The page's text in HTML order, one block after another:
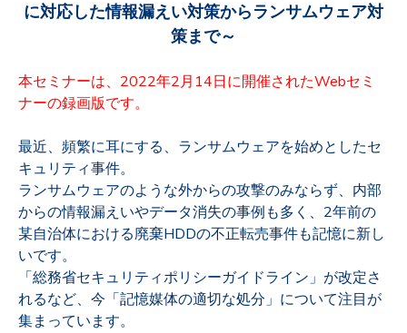
に対応した情報漏えい対策からランサムウェア対
策まで～
本セミナーは、2022年2月14日に開催されたWebセミ
ナーの録画版です。
最近、頻繁に耳にする、ランサムウェアを始めとしたセ
キュリティ事件。
ランサムウェアのような外からの攻撃のみならず、内部
からの情報漏えいやデータ消失の事例も多く、2年前の
某自治体における廃棄HDDの不正転売事件も記憶に新し
いです。
「総務省セキュリティポリシーガイドライン」が改定さ
れるなど、今「記憶媒体の適切な処分」について注目が
集まっています。